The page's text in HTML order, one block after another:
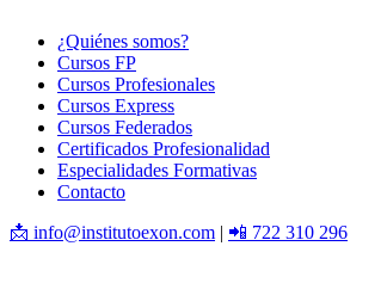
¿Quiénes somos?
Cursos FP
Cursos Profesionales
Cursos Express
Cursos Federados
Certificados Profesionalidad
Especialidades Formativas
Contacto
📩 info@institutoexon.com | 📲 722 310 296